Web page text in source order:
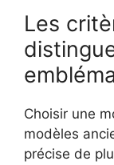
Les
Choisir une
modèles
précise de